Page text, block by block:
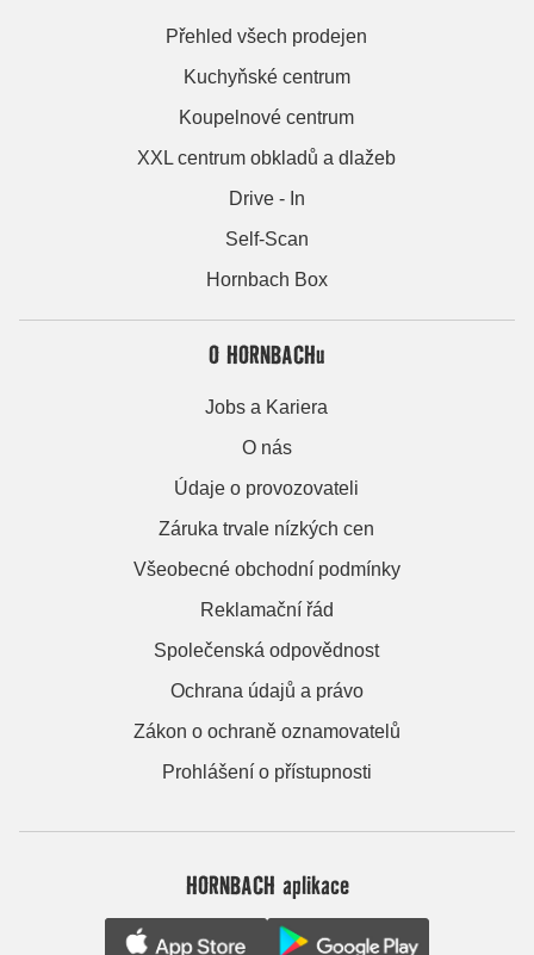
Přehled všech prodejen
Kuchyňské centrum
Koupelnové centrum
XXL centrum obkladů a dlažeb
Drive - In
Self-Scan
Hornbach Box
O HORNBACHu
Jobs a Kariera
O nás
Údaje o provozovateli
Záruka trvale nízkých cen
Všeobecné obchodní podmínky
Reklamační řád
Společenská odpovědnost
Ochrana údajů a právo
Zákon o ochraně oznamovatelů
Prohlášení o přístupnosti
HORNBACH aplikace